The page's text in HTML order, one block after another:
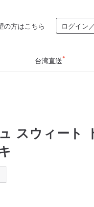
の方はこちら ログイン
台湾直送
スウィート